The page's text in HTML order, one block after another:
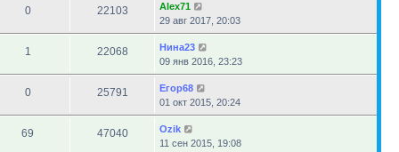
0 22103
Alex71
29 авг 2017, 20:03
1 22068
Нина23
09 янв 2016, 23:23
0 25791
Егор68
01 окт 2015, 20:24
69 47040
Ozik
11 сен 2015, 19:08